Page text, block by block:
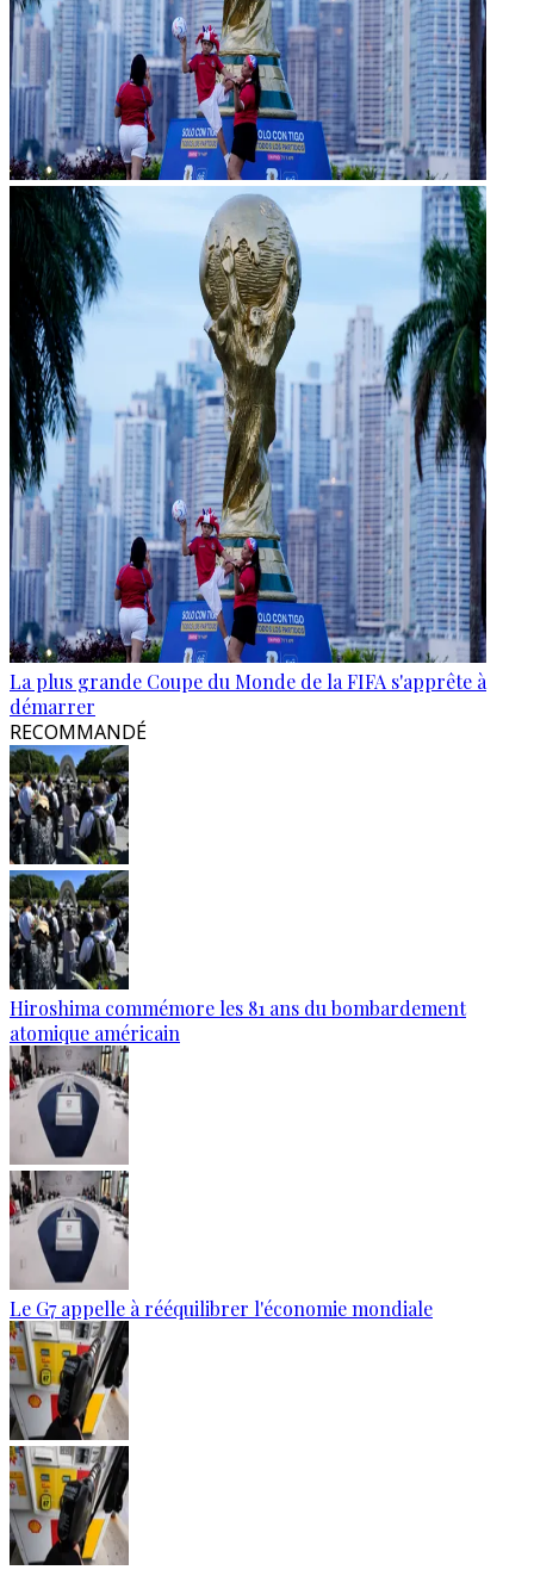
La plus grande Coupe du Monde de la FIFA s'apprête à
démarrer
RECOMMANDÉ
Hiroshima commémore les 81 ans du bombardement
atomique américain
Le G7 appelle à rééquilibrer l'économie mondiale